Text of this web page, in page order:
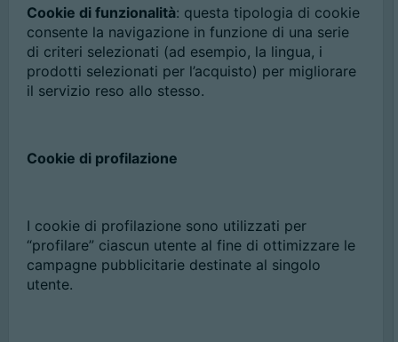
Cookie di funzionalità: questa tipologia di cookie
consente la navigazione in funzione di una serie
di criteri selezionati (ad esempio, la lingua, i
prodotti selezionati per l’acquisto) per migliorare
il servizio reso allo stesso.
Cookie di profilazione
I cookie di profilazione sono utilizzati per
“profilare” ciascun utente al fine di ottimizzare le
campagne pubblicitarie destinate al singolo
utente.